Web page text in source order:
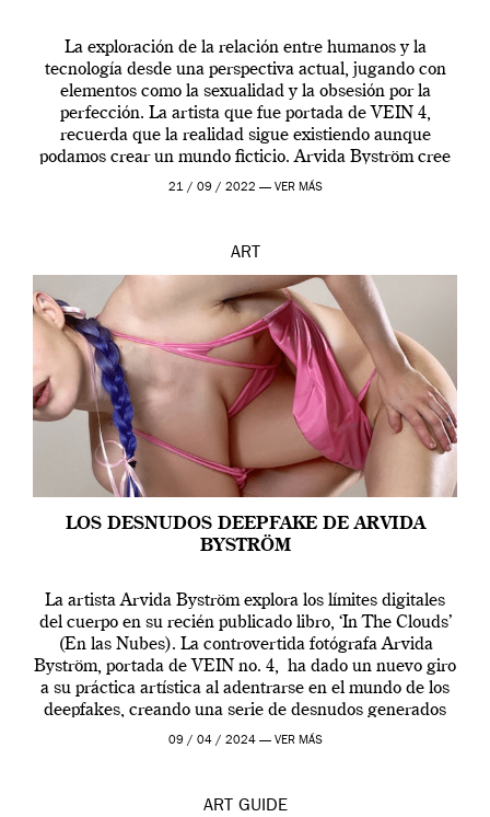
La exploración de la relación entre humanos y la
tecnología desde una perspectiva actual, jugando con
elementos como la sexualidad y la obsesión por la
perfección. La artista que fue portada de VEIN 4,
recuerda que la realidad sigue existiendo aunque
podamos crear un mundo ficticio. Arvida Byström cree
que los humanos tienen un complejo […]
21 / 09 / 2022 — VER MÁS
ART
LOS DESNUDOS DEEPFAKE DE ARVIDA
BYSTRÖM
La artista Arvida Byström explora los límites digitales
del cuerpo en su recién publicado libro, ‘In The Clouds’
(En las Nubes). La controvertida fotógrafa Arvida
Byström, portada de VEIN no. 4, ha dado un nuevo giro
a su práctica artística al adentrarse en el mundo de los
deepfakes, creando una serie de desnudos generados
por […]
09 / 04 / 2024 — VER MÁS
ART GUIDE